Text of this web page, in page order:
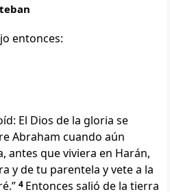
entonces:
El Dios de la gloria se
Abraham cuando aún
antes que viviera en Harán,
y de tu parentela y vete a la
4 Entonces salió de la tierra